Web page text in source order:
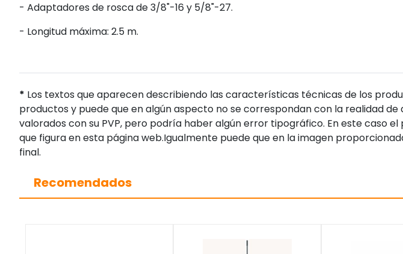
- Adaptadores de rosca de 3/8"-16 y 5/8"-27.
- Longitud máxima: 2.5 m.
* Los textos que aparecen describiendo las características técnicas de los
productos y puede que en algún aspecto no se correspondan con la realidad
valorados con su PVP, pero podría haber algún error tipográfico. En este
que figura en esta página web.Igualmente puede que en la imagen
final.
Recomendados